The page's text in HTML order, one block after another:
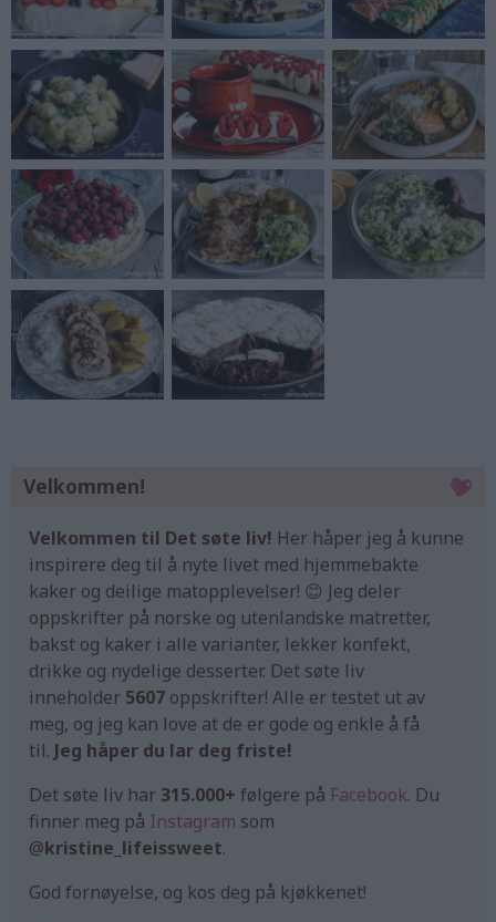
Velkommen!
Velkommen til Det søte liv! Her håper jeg å kunne
inspirere deg til å nyte livet med hjemmebakte
kaker og deilige matopplevelser! 😊 Jeg deler
oppskrifter på norske og utenlandske matretter,
bakst og kaker i alle varianter, lekker konfekt,
drikke og nydelige desserter. Det søte liv
inneholder 5607 oppskrifter! Alle er testet ut av
meg, og jeg kan love at de er gode og enkle å få
til. Jeg håper du lar deg friste!
Det søte liv har315.000+ følgere på Facebook. Du
finner meg på Instagram som
@kristine_lifeissweet.
God fornøyelse, og kos deg på kjøkkenet!